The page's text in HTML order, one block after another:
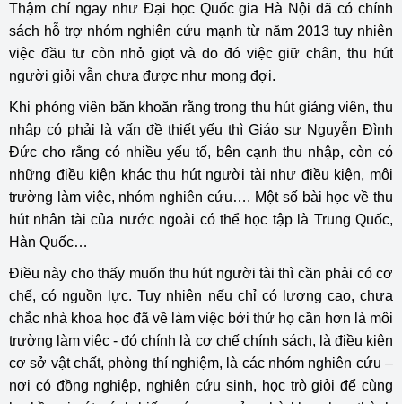
Thậm chí ngay như Đại học Quốc gia Hà Nội đã có chính
sách hỗ trợ nhóm nghiên cứu mạnh từ năm 2013 tuy nhiên
việc đầu tư còn nhỏ giọt và do đó việc giữ chân, thu hút
người giỏi vẫn chưa được như mong đợi.
Khi phóng viên băn khoăn rằng trong thu hút giảng viên, thu
nhập có phải là vấn đề thiết yếu thì Giáo sư Nguyễn Đình
Đức cho rằng có nhiều yếu tố, bên cạnh thu nhập, còn có
những điều kiện khác thu hút người tài như điều kiện, môi
trường làm việc, nhóm nghiên cứu…. Một số bài học về thu
hút nhân tài của nước ngoài có thể học tập là Trung Quốc,
Hàn Quốc…
Điều này cho thấy muốn thu hút người tài thì cần phải có cơ
chế, có nguồn lực. Tuy nhiên nếu chỉ có lương cao, chưa
chắc nhà khoa học đã về làm việc bởi thứ họ cần hơn là môi
trường làm việc - đó chính là cơ chế chính sách, là điều kiện
cơ sở vật chất, phòng thí nghiệm, là các nhóm nghiên cứu –
nơi có đồng nghiệp, nghiên cứu sinh, học trò giỏi để cùng